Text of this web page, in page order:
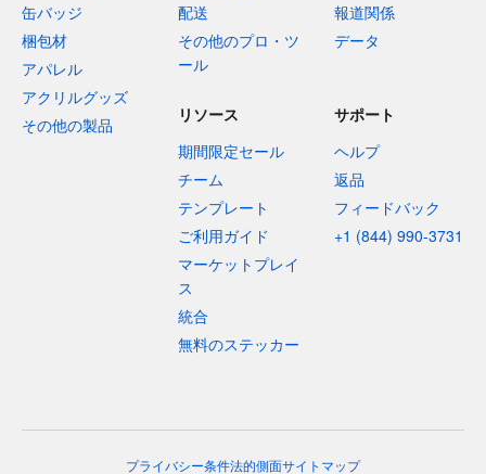
缶バッジ
梱包材
アパレル
アクリルグッズ
その他の製品
配送
その他のプロ・ツ
ール
報道関係
データ
リソース
期間限定セール
チーム
テンプレート
ご利用ガイド
マーケットプレイ
ス
統合
無料のステッカー
サポート
ヘルプ
返品
フィードバック
+1 (844) 990-3731
プライバシー条件法的側面サイトマップ